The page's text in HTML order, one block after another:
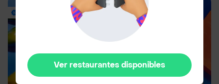
Ver restaurantes disponibles